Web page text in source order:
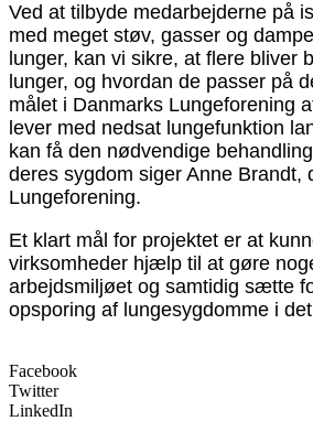
Ved at tilbyde medarbejderne på
med meget støv, gasser og
lunger, kan vi sikre, at flere bliver
lunger, og hvordan de passer på
målet i Danmarks Lungeforening
lever med nedsat lungefunktion
kan få den nødvendige
deres sygdom siger Anne Brandt,
Lungeforening.
Et klart mål for projektet er at
virksomheder hjælp til at gøre
arbejdsmiljøet og samtidig sætte
opsporing af lungesygdomme i
Facebook
Twitter
LinkedIn